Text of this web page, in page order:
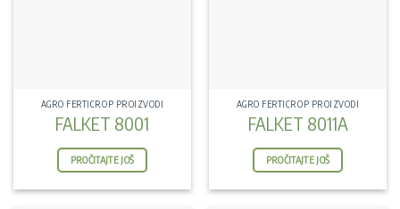
AGRO FERTICROP PROIZVODI
FALKET 8001
PROČITAJTE JOŠ
AGRO FERTICROP PROIZVODI
FALKET 8011A
PROČITAJTE JOŠ